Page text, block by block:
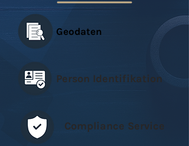
Geodaten
Person Identifikation
Compliance Service